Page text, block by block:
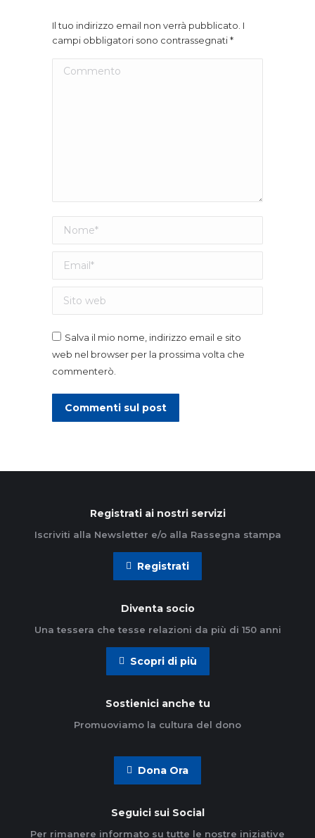
Il tuo indirizzo email non verrà pubblicato. I
campi obbligatori sono contrassegnati*
Commento
Nome *
Email *
Sito web
Salva il mio nome, indirizzo email e sito
web nel browser per la prossima volta che
commenterò.
Commenti sul post
Registrati ai nostri servizi
Iscriviti alla Newsletter e/o alla Rassegna stampa
Registrati
Diventa socio
Una tessera che tesse relazioni da più di 150 anni
Scopri di più
Sostienici anche tu
Promuoviamo la cultura del dono
Dona Ora
Seguici sui Social
Per rimanere informato su tutte le nostre iniziative